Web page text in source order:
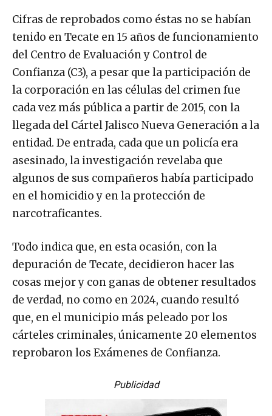
Cifras de reprobados como éstas no se habían
tenido en Tecate en 15 años de funcionamiento
del Centro de Evaluación y Control de
Confianza (C3), a pesar que la participación de
la corporación en las células del crimen fue
cada vez más pública a partir de 2015, con la
llegada del Cártel Jalisco Nueva Generación a la
entidad. De entrada, cada que un policía era
asesinado, la investigación revelaba que
algunos de sus compañeros había participado
en el homicidio y en la protección de
narcotraficantes.
Todo indica que, en esta ocasión, con la
depuración de Tecate, decidieron hacer las
cosas mejor y con ganas de obtener resultados
de verdad, no como en 2024, cuando resultó
que, en el municipio más peleado por los
cárteles criminales, únicamente 20 elementos
reprobaron los Exámenes de Confianza.
Publicidad